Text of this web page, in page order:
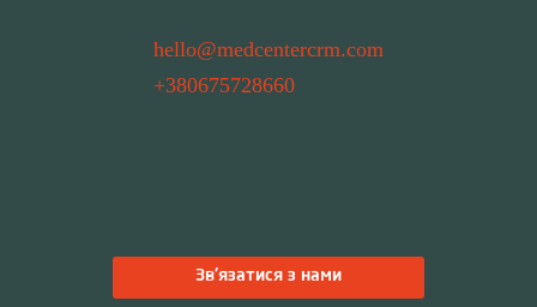
hello@medcentercrm.com
+380675728660
Зв'язатися з нами